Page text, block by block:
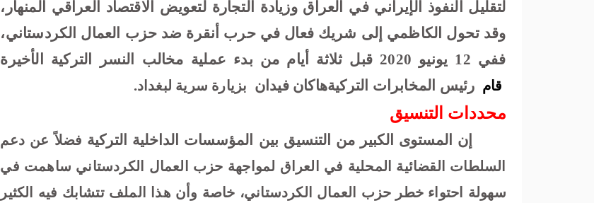
لتقليل النفوذ الإيراني في العراق وزيادة التجارة لتعويض الاقتصاد العراقي المنهار،
وقد تحول الكاظمي إلى شريك فعال في حرب أنقرة ضد حزب العمال الكردستاني،
ففي 12 يونيو 2020 قبل ثلاثة أيام من بدء عملية
مخالب النسر التركية الأخيرة
قام رئيس المخابرات التركيةهاكان فيدان بزيارة سرية لبغداد.
محددات التنسيق
إن المستوى الكبير من التنسيق بين المؤسسات الداخلية التركية فضلاً عن دعم
السلطات القضائية المحلية في العراق لمواجهة حزب العمال الكردستاني ساهمت في
سهولة احتواء خطر حزب العمال الكردستاني، خاصة وأن هذا الملف تتشابك فيه الكثير